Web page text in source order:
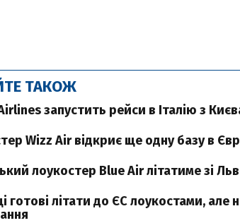
ТАКОЖ
запустить рейси в Італію з
Wizz Air відкриє ще одну базу в
лоукостер Blue Air літатиме зі
готові літати до ЄС лоукостами,